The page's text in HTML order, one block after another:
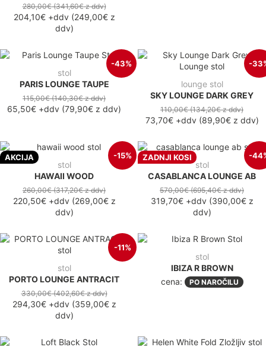
280,00€(341,60€z ddv)
204,10€+ddv(249,00€z
ddv)
-43%
stol
PARIS LOUNGE TAUPE
115,00€(140,30€z ddv)
65,50€ +ddv (79,90€ z ddv)
-
lounge stol
SKY LOUNGE DARK GREY
110,00€(134,20€z ddv)
73,70€+ddv(89,90€z ddv)
AKCIJA -15%
stol
HAWAII WOOD
260,00€(317,20€z ddv)
220,50€+ddv(269,00€z
ddv)
ZADNJI KOSI -
stol
CASABLANCA LOUNGE AB
570,00€(695,40€z ddv)
319,70€+ddv(390,00€z
ddv)
-11%
stol
PORTO LOUNGE ANTRACIT
330,00€(402,60€z ddv)
294,30€+ddv(359,00€z
ddv)
stol
IBIZA R BROWN
cena:
PO NAROČILU